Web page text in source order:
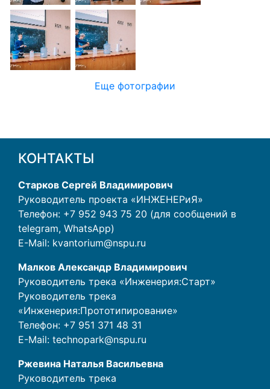
Еще фотографии
КОНТАКТЫ
Старков Сергей Владимирович
Руководитель проекта «ИНЖЕНЕРиЯ»
Телефон: +7 952 943 75 20 (для сообщений в
telegram, WhatsApp)
E-Mail: kvantorium@nspu.ru
Малков Александр Владимирович
Руководитель трека «Инженерия:Старт»
Руководитель трека
«Инженерия:Прототипирование»
Телефон: +7 951 371 48 31
E-Mail: technopark@nspu.ru
Ржевина Наталья Васильевна
Руководитель трека